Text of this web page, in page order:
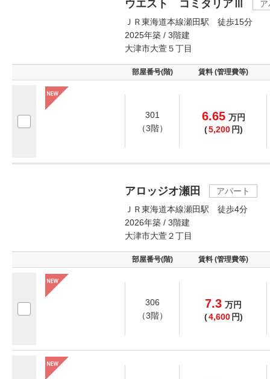
ウエスト コミタリアⅢ
ＪＲ東海道本線瀬田駅 徒歩15分
2025年築 / 3階建
大津市大萱５丁目
部屋番号(階) 賃料 (管理費等)
301
（3階）
6.65 万円
(5,200 円)
アロッジオ瀬田
アパート
ＪＲ東海道本線瀬田駅 徒歩4分
2026年築 / 3階建
大津市大萱２丁目
部屋番号(階) 賃料 (管理費等)
306
（3階）
7.3 万円
(4,600 円)